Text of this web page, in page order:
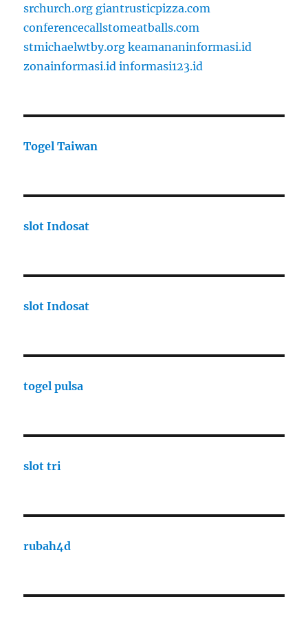
srchurch.org giantrusticpizza.com
conferencecallstomeatballs.com
stmichaelwtby.org keamananinformasi.id
zonainformasi.id informasi123.id
Togel Taiwan
slot Indosat
slot Indosat
togel pulsa
slot tri
rubah4d